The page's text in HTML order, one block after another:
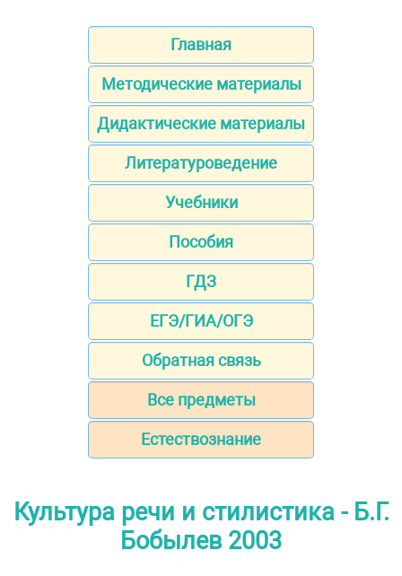
Главная
Методические материалы
Дидактические материалы
Литературоведение
Учебники
Пособия
ГДЗ
ЕГЭ/ГИА/ОГЭ
Обратная связь
Все предметы
Естествознание
Культура речи и стилистика - Б.Г.
Бобылев 2003